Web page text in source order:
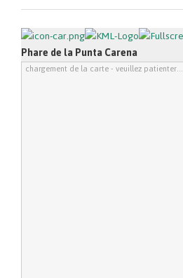
Phare de la Punta Carena
chargement de la carte - veuillez patienter...